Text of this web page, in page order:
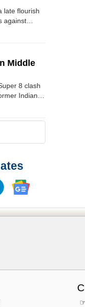
late flourish
against
World Cup
Middle
8 clash
Indian
bring in
RSS Feed
on LinkedIn
Follow us on Telegram
Follow us on